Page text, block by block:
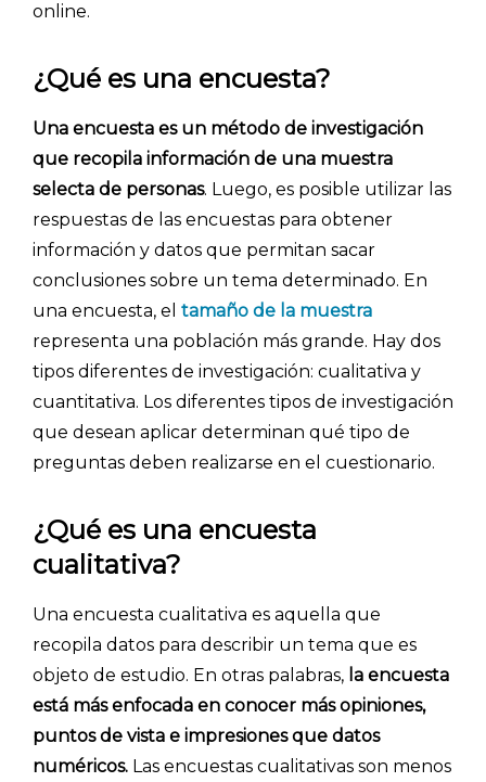
online.
¿Qué es una encuesta?
Una encuesta es un método de investigación
que recopila información de una muestra
selecta de personas. Luego, es posible utilizar las
respuestas de las encuestas para obtener
información y datos que permitan sacar
conclusiones sobre un tema determinado. En
una encuesta, el tamaño de la muestra
representa una población más grande. Hay dos
tipos diferentes de investigación: cualitativa y
cuantitativa. Los diferentes tipos de investigación
que desean aplicar determinan qué tipo de
preguntas deben realizarse en el cuestionario.
¿Qué es una encuesta
cualitativa?
Una encuesta cualitativa es aquella que
recopila datos para describir un tema que es
objeto de estudio. En otras palabras, la encuesta
está más enfocada en conocer más opiniones,
puntos de vista e impresiones que datos
numéricos. Las encuestas cualitativas son menos